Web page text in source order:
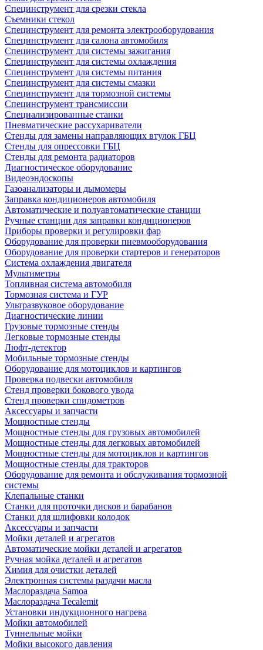
Специнструмент для срезки стекла
Съемники стекол
Специнструмент для ремонта электрооборудования
Специнструмент для салона автомобиля
Специнструмент для системы зажигания
Специнструмент для системы охлаждения
Специнструмент для системы питания
Специнструмент для системы смазки
Специнструмент для тормозной системы
Специнструмент трансмиссии
Специализированные станки
Пневматические рассухариватели
Стенды для замены направляющих втулок ГБЦ
Стенды для опрессовки ГБЦ
Стенды для ремонта радиаторов
Диагностическое оборудование
Видеоэндоскопы
Газоанализаторы и дымомеры
Заправка кондиционеров автомобиля
Автоматические и полуавтоматические станции
Ручные станции для заправки кондиционеров
Приборы проверки и регулировки фар
Оборудование для проверки пневмооборудования
Оборудование для проверки стартеров и генераторов
Система охлаждения двигателя
Мультиметры
Топливная система автомобиля
Тормозная система и ГУР
Ультразвуковое оборудование
Диагностические линии
Грузовые тормозные стенды
Легковые тормозные стенды
Люфт-детектор
Мобильные тормозные стенды
Оборудование для мотоциклов и картингов
Проверка подвески автомобиля
Стенд проверки бокового увода
Стенд проверки спидометров
Аксессуары и запчасти
Мощностные стенды
Мощностные стенды для грузовых автомобилей
Мощностные стенды для легковых автомобилей
Мощностные стенды для мотоциклов и картингов
Мощностные стенды для тракторов
Оборудование для ремонта и обслуживания тормозной
системы
Клепальные станки
Станки для проточки дисков и барабанов
Станки для шлифовки колодок
Аксессуары и запчасти
Мойки деталей и агрегатов
Автоматические мойки деталей и агрегатов
Ручная мойка деталей и агрегатов
Химия для очистки деталей
Электронная системы раздачи масла
Маслораздача Samoa
Маслораздача Tecalemit
Установки индукционного нагрева
Мойки автомобилей
Туннельные мойки
Мойки высокого давления